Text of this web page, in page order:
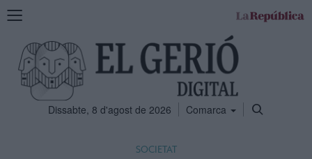
Mostra
navegació
Dissabte, 8 d'agost de 2026 Comarca
SOCIETAT